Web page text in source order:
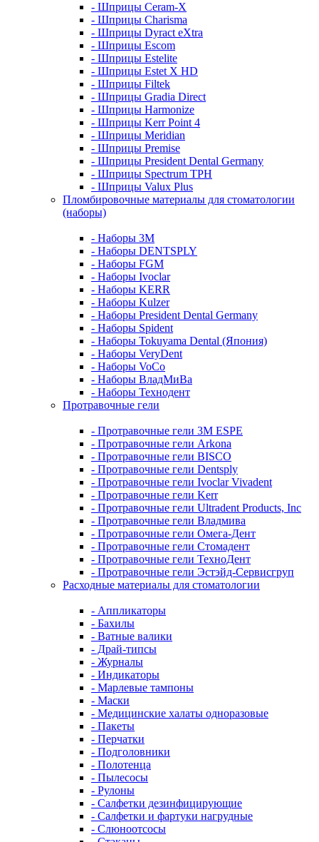
- Шприцы Ceram-X
- Шприцы Charisma
- Шприцы Dyract eXtra
- Шприцы Escom
- Шприцы Estelite
- Шприцы Estet X HD
- Шприцы Filtek
- Шприцы Gradia Direct
- Шприцы Harmonize
- Шприцы Kerr Point 4
- Шприцы Meridian
- Шприцы Premise
- Шприцы President Dental Germany
- Шприцы Spectrum TPH
- Шприцы Valux Plus
Пломбировочные материалы для стоматологии
(наборы)
- Наборы 3М
- Наборы DENTSPLY
- Наборы FGM
- Наборы Ivoclar
- Наборы KERR
- Наборы Kulzer
- Наборы President Dental Germany
- Наборы Spident
- Наборы Tokuyama Dental (Япония)
- Наборы VeryDent
- Наборы VoCo
- Наборы ВладМиВа
- Наборы Технодент
Протравочные гели
- Протравочные гели 3М ESPE
- Протравочные гели Arkona
- Протравочные гели BISCO
- Протравочные гели Dentsply
- Протравочные гели Ivoclar Vivadent
- Протравочные гели Kerr
- Протравочные гели Ultradent Products, Inc
- Протравочные гели Владмива
- Протравочные гели Омега-Дент
- Протравочные гели Стомадент
- Протравочные гели ТехноДент
- Протравочные гели Эстэйд-Сервисгруп
Расходные материалы для стоматологии
- Аппликаторы
- Бахилы
- Ватные валики
- Драй-типсы
- Журналы
- Индикаторы
- Марлевые тампоны
- Маски
- Медицинские халаты одноразовые
- Пакеты
- Перчатки
- Подголовники
- Полотенца
- Пылесосы
- Рулоны
- Салфетки дезинфицирующие
- Салфетки и фартуки нагрудные
- Слюноотсосы